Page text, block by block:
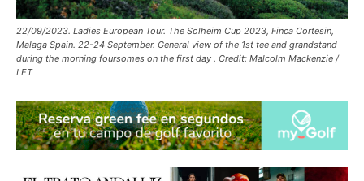
22/09/2023. Ladies European Tour. The Solheim Cup 2023, Finca Cortesin,
Malaga Spain. 22-24 September. General view of the 1st tee and grandstand
during the morning foursomes on the first day . Credit: Malcolm Mackenzie /
LET